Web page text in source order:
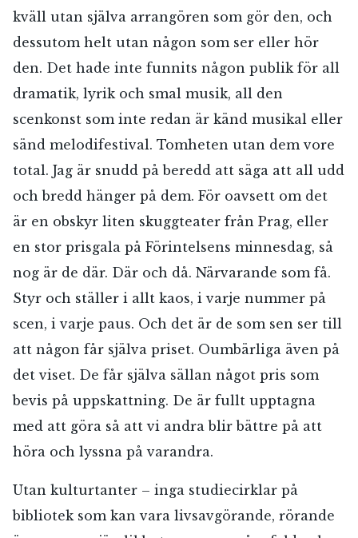
kväll utan själva arrangören som gör den, och
dessutom helt utan någon som ser eller hör
den. Det hade inte funnits någon publik för all
dramatik, lyrik och smal musik, all den
scenkonst som inte redan är känd musikal eller
sänd melodifestival. Tomheten utan dem vore
total. Jag är snudd på beredd att säga att all udd
och bredd hänger på dem. För oavsett om det
är en obskyr liten skuggteater från Prag, eller
en stor prisgala på Förintelsens minnesdag, så
nog är de där. Där och då. Närvarande som få.
Styr och ställer i allt kaos, i varje nummer på
scen, i varje paus. Och det är de som sen ser till
att någon får själva priset. Oumbärliga även på
det viset. De får själva sällan något pris som
bevis på uppskattning. De är fullt upptagna
med att göra så att vi andra blir bättre på att
höra och lyssna på varandra.
Utan kulturtanter – inga studiecirklar på
bibliotek som kan vara livsavgörande, rörande